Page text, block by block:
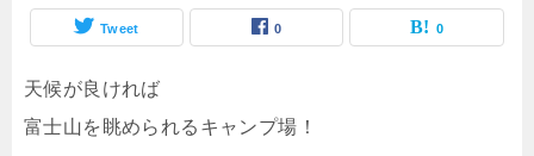
Tweet 0 0
天候が良ければ
富士山を眺められるキャンプ場！